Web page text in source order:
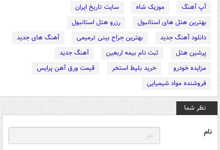
آپ آهنگ موزیک شاه
سایت تاریخ ایران
بهترین هتل های استانبول
رزرو هتل استانبول
دانلود آهنگ جدید
بهترین جراح بینی ترمیمی
آهنگ های جدید
پرشین هتل
ثبت نام بیمه اربعین
آهنگ جدید
مزایده خودرو
خرید بلیط استخر
قیمت ورق آهن پرایس
فروشنده مواد شیمیایی
نظر شما
نام